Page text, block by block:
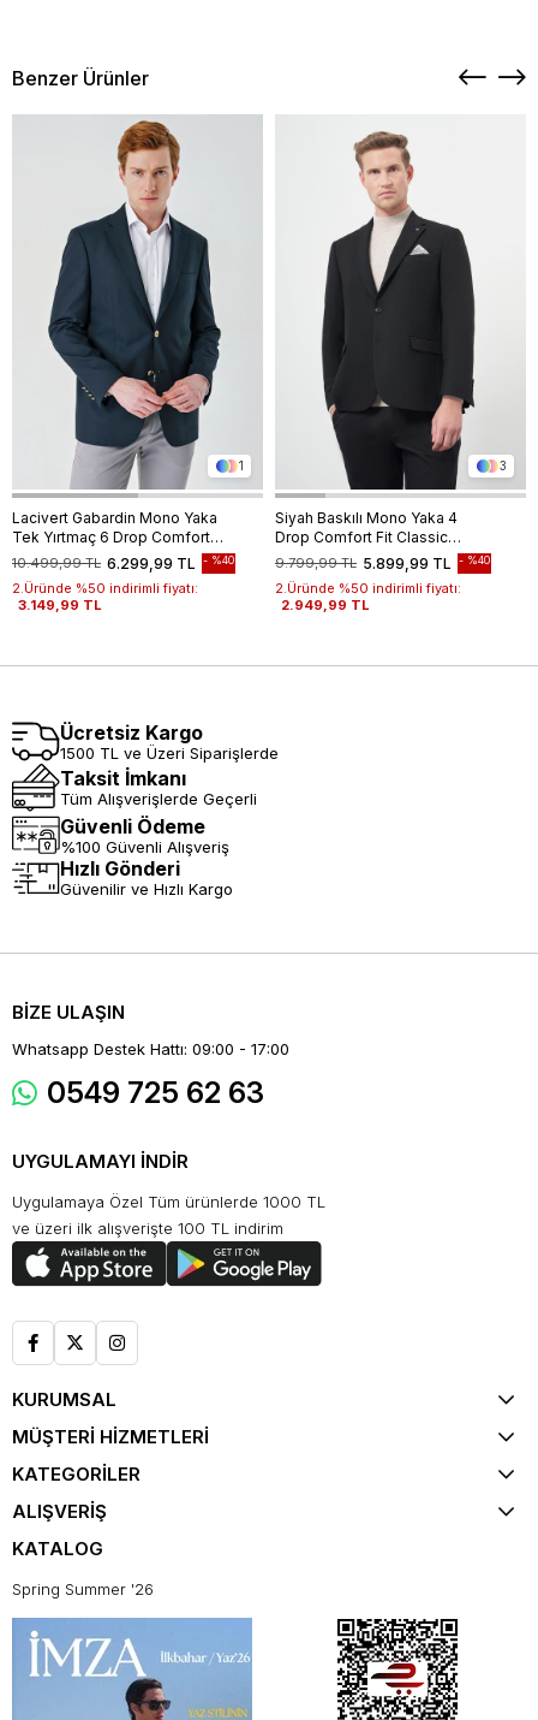
Benzer Ürünler
1
Lacivert Gabardin Mono Yaka
Tek Yırtmaç 6 Drop Comfort
Fit Rahat Kesim Basic Ceket
1002240006
6.299,99 TL
10.499,99 TL %40
2.Üründe %50 indirimli fiyatı:
3.149,99 TL
3
Siyah Baskılı Mono Yaka 4
Drop Comfort Fit Classic
Ceket 10022451575.899,99 TL
9.799,99 TL %40
2.Üründe %50 indirimli fiyatı:
2.949,99 TL
Ücretsiz Kargo
1500 TL ve Üzeri Siparişlerde
Taksit İmkanı
Tüm Alışverişlerde Geçerli
Güvenli Ödeme
%100 Güvenli Alışveriş
Hızlı Gönderi
Güvenilir ve Hızlı Kargo
BİZE ULAŞIN
Whatsapp Destek Hattı: 09:00 - 17:00
0549 725 62 63
UYGULAMAYI İNDİR
Uygulamaya Özel Tüm ürünlerde 1000 TL
ve üzeri ilk alışverişte 100 TL indirim
KURUMSAL
MÜŞTERİ HİZMETLERİ
KATEGORİLER
ALIŞVERİŞ
KATALOG
Spring Summer '26